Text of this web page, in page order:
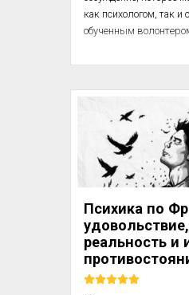
как психологом, так и
обученным
Процедуру
травмирующего
Психологический
представляет собой
организованное
используется в
или траги­ческое
группового
психологических
достиже­ния этой цел...
Психика по
удовольствие,
реальность и